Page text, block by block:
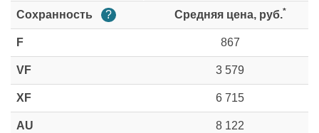
Сохранность
? Средняя цена, руб.*
F 867
VF 3 579
XF 6 715
AU 8 122